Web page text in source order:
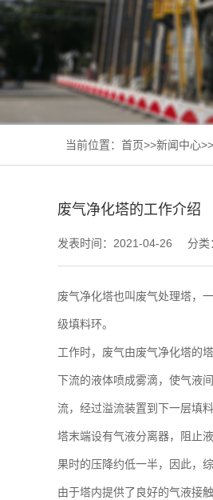
当前位置： 首页>>新闻中心>>
废气净化塔的工作介绍
发表时间：2021-04-26 分类
废气净化塔也叫废气处理塔，
级填料环。
工作时，废气由废气净化塔的
下流的液体喷成雾滴，使气液
流，经过溢流装置到下一层填
塔末端设有气液分离器，阻止
果时的压降约低一半，因此，
由于塔内提供了良好的气液接